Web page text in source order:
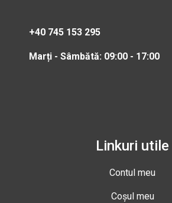
+40 745 153 295
Marți - Sâmbătă: 09:00 - 17:00
Linkuri utile
Contul meu
Coșul meu